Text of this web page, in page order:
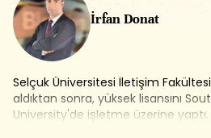
İrfan Donat
Selçuk Üniversitesi İletişim
aldıktan sonra, yüksek lisansını
University'de işletme üzerine yaptı.